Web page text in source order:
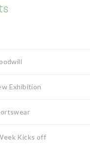
Exhibition
Kicks off